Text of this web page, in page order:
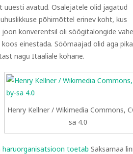
uuesti avatud. Osalejatele olid jagatud
põhimõttel erinev koht, kus
konverentsil oli söögitalongide
einestada. Söömaajad olid aga
nagu Itaaliale kohane.
Henry Kellner / Wikimedia Commons,
sa 4.0
haruorganisatsioon toetab Saksamaa